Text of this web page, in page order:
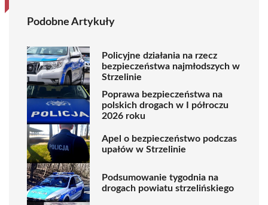
Podobne Artykuły
Policyjne działania na rzecz
bezpieczeństwa najmłodszych w
Strzelinie
Poprawa bezpieczeństwa na
polskich drogach w I półroczu
2026 roku
Apel o bezpieczeństwo podczas
upałów w Strzelinie
Podsumowanie tygodnia na
drogach powiatu strzelińskiego